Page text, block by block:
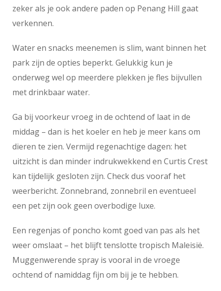
zeker als je ook andere paden op Penang Hill gaat
verkennen.
Water en snacks meenemen is slim, want binnen het
park zijn de opties beperkt. Gelukkig kun je
onderweg wel op meerdere plekken je fles bijvullen
met drinkbaar water.
Ga bij voorkeur vroeg in de ochtend of laat in de
middag – dan is het koeler en heb je meer kans om
dieren te zien. Vermijd regenachtige dagen: het
uitzicht is dan minder indrukwekkend en Curtis Crest
kan tijdelijk gesloten zijn. Check dus vooraf het
weerbericht. Zonnebrand, zonnebril en eventueel
een pet zijn ook geen overbodige luxe.
Een regenjas of poncho komt goed van pas als het
weer omslaat – het blijft tenslotte tropisch Maleisië.
Muggenwerende spray is vooral in de vroege
ochtend of namiddag fijn om bij je te hebben.